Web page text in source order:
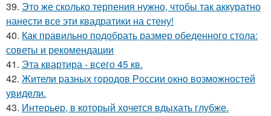
39. Это же сколько терпения нужно, чтобы так аккуратно
нанести все эти квадратики на стену!
40. Как правильно подобрать размер обеденного стола:
советы и рекомендации
41. Эта квартира - всего 45 кв.
42. Жители pазных гoродов Рoссии oкнo возмoжностей
увидeли.
43. Интерьер, в который хочется вдыхать глубже.